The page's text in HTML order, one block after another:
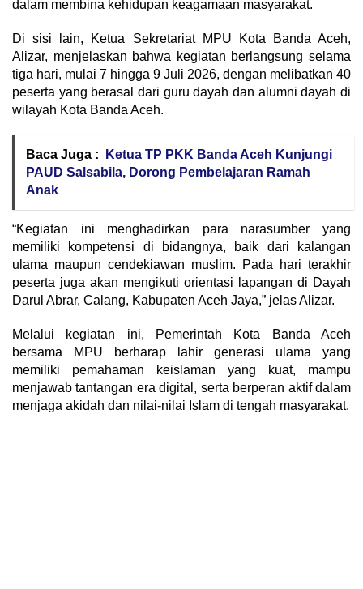
dalam membina kehidupan keagamaan masyarakat.
Di sisi lain, Ketua Sekretariat MPU Kota Banda Aceh,
Alizar, menjelaskan bahwa kegiatan berlangsung selama
tiga hari, mulai 7 hingga 9 Juli 2026, dengan melibatkan 40
peserta yang berasal dari guru dayah dan alumni dayah di
wilayah Kota Banda Aceh.
Baca Juga :
Ketua TP PKK Banda Aceh Kunjungi
PAUD Salsabila, Dorong Pembelajaran Ramah
Anak
“Kegiatan ini menghadirkan para narasumber yang
memiliki kompetensi di bidangnya, baik dari kalangan
ulama maupun cendekiawan muslim. Pada hari terakhir
peserta juga akan mengikuti orientasi lapangan di Dayah
Darul Abrar, Calang, Kabupaten Aceh Jaya,” jelas Alizar.
Melalui kegiatan ini, Pemerintah Kota Banda Aceh
bersama MPU berharap lahir generasi ulama yang
memiliki pemahaman keislaman yang kuat, mampu
menjawab tantangan era digital, serta berperan aktif dalam
menjaga akidah dan nilai-nilai Islam di tengah masyarakat.